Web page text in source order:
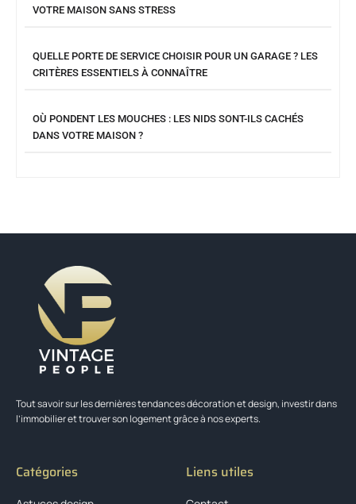
VOTRE MAISON SANS STRESS
QUELLE PORTE DE SERVICE CHOISIR POUR UN GARAGE ? LES
CRITÈRES ESSENTIELS À CONNAÎTRE
OÙ PONDENT LES MOUCHES : LES NIDS SONT-ILS CACHÉS
DANS VOTRE MAISON ?
Tout savoir sur les dernières tendances décoration et design, investir dans
l’immobilier et trouver son logement grâce à nos experts.
Catégories Liens utiles